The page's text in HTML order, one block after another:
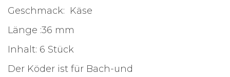
Geschmack: Käse
Länge :36 mm
Inhalt: 6 Stück
Der Köder ist für Bach-und